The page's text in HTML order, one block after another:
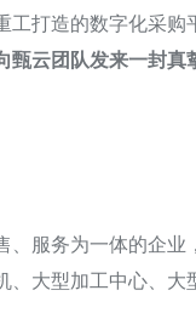
打造的数字化采购
云团队发来一封真
服务为一体的企
大型加工中心、大